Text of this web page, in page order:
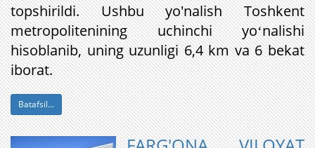
topshirildi. Ushbu yo'nalish Toshkent
metropolitenining uchinchi yoʻnalishi
hisoblanib, uning uzunligi 6,4 km va 6 bekat
iborat.
Batafsil...